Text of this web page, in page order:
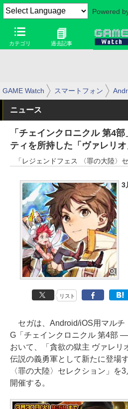
Powered
カテゴリ 過去記事
GAME Watch スマートフォン
ニュース
「チェインクロニクル 第4
ティを所持した「ヴァレリ
「レジェンドフェス 〈罪の大陸〉
3
リスト
セガは、Android/iOS用マルチ
G「チェインクロニクル 第4部
おいて、「貪欲の獄主 ヴァレリ
伝説の義勇軍として新たに登場
〈罪の大陸〉セレクション」を
開催する。